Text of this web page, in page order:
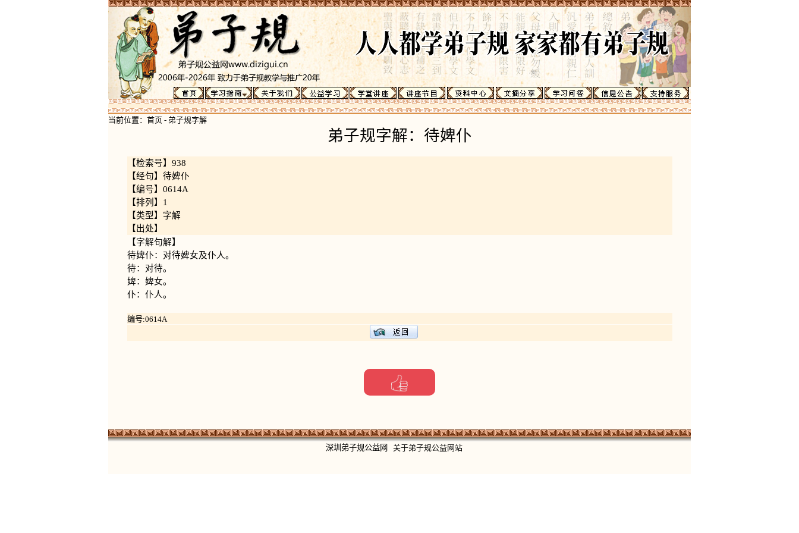
当前位置： 首页 - 弟子规字解
弟子规字解：待婢仆
【检索号】938
【经句】待婢仆
【编号】0614A
【排列】1
【类型】字解
【出处】
【字解句解】
待婢仆：对待婢女及仆人。
待：对待。
婢：婢女。
仆：仆人。
编号:0614A
深圳弟子规公益网 关于弟子规公益网站